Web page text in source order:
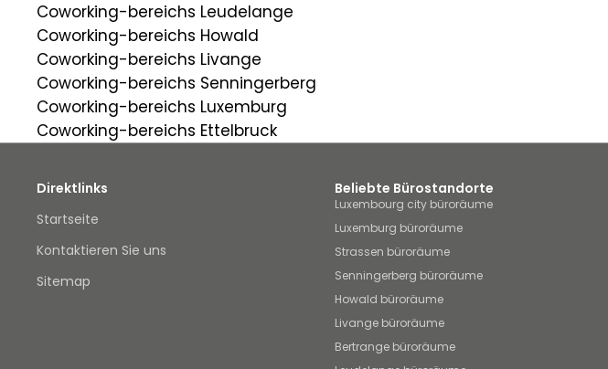
Coworking-bereichs Leudelange
Coworking-bereichs Howald
Coworking-bereichs Livange
Coworking-bereichs Senningerberg
Coworking-bereichs Luxemburg
Coworking-bereichs Ettelbruck
Direktlinks
Startseite
Kontaktieren Sie uns
Sitemap
Beliebte Bürostandorte
Luxembourg city büroräume
Luxemburg büroräume
Strassen büroräume
Senningerberg büroräume
Howald büroräume
Livange büroräume
Bertrange büroräume